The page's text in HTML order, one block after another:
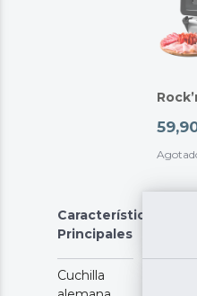
Características
Principales
Cuchilla